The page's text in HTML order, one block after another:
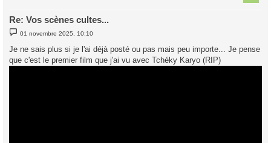
Re: Vos scènes cultes...
M
e
s
a
g
01 novembre 2025, 10:10
Je ne sais plus si je l'ai déjà posté ou pas mais peu importe... Je pense
que c'est le premier film que j'ai vu avec Tchéky Karyo (RIP)